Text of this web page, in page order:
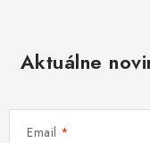
Aktuálne
Email